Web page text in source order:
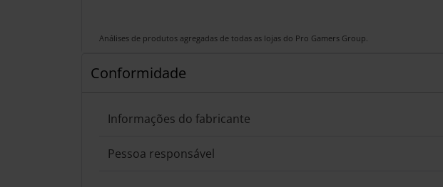
Análises de produtos agregadas de todas as lojas do Pro Gamers Group.
Conformidade
Informações do fabricante
Pessoa responsável